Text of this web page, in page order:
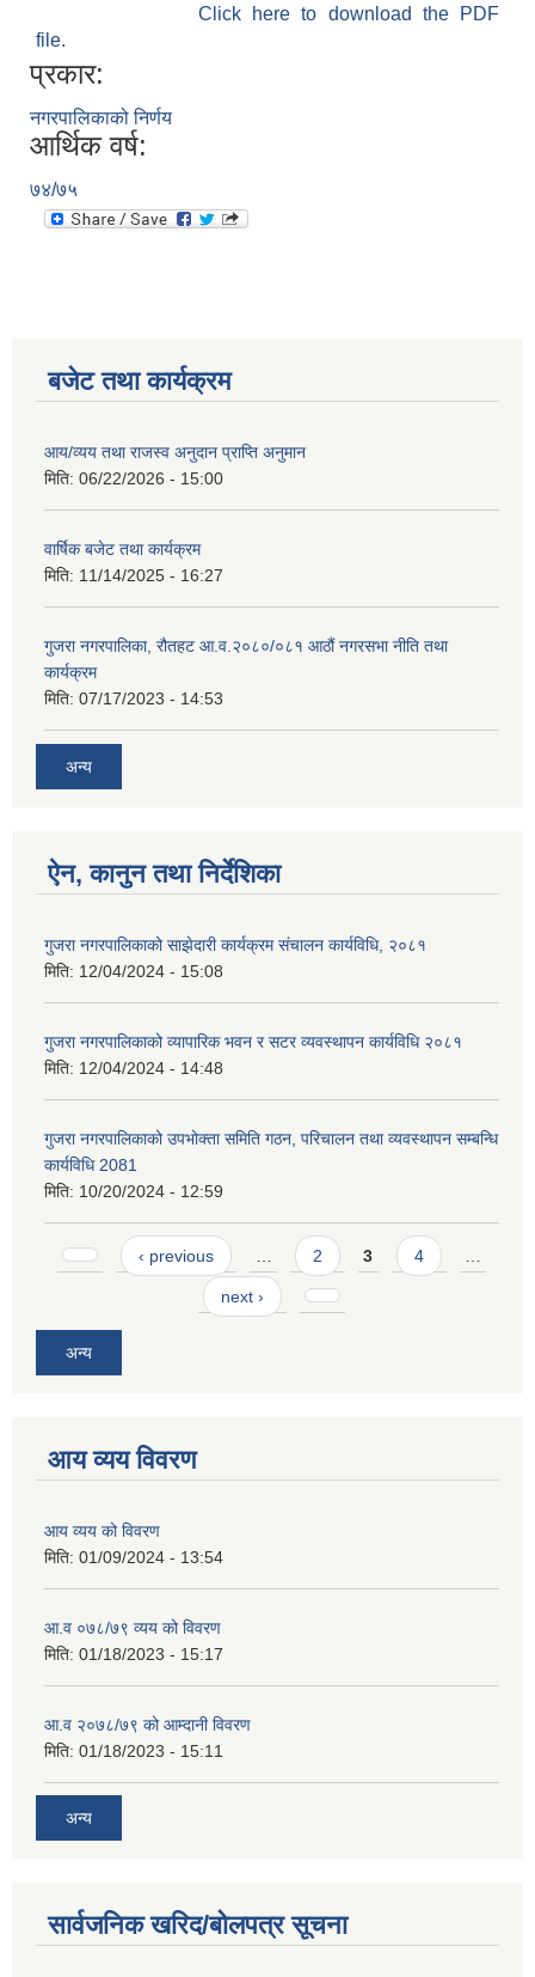
Click here to download the PDF
file.
प्रकार:
नगरपालिकाको निर्णय
आर्थिक वर्ष:
७४/७५
बजेट तथा कार्यक्रम
आय/व्यय तथा राजस्व अनुदान प्राप्ति अनुमान
मिति: 06/22/2026 - 15:00
वार्षिक बजेट तथा कार्यक्रम
मिति: 11/14/2025 - 16:27
गुजरा नगरपालिका, रौतहट आ.व.२०८०/०८१ आठौं नगरसभा नीति तथा
कार्यक्रम
मिति: 07/17/2023 - 14:53
अन्य
ऐन, कानुन तथा निर्देशिका
गुजरा नगरपालिकाको साझेदारी कार्यक्रम संचालन कार्यविधि, २०८१
मिति: 12/04/2024 - 15:08
गुजरा नगरपालिकाको व्यापारिक भवन र सटर व्यवस्थापन कार्यविधि २०८१
मिति: 12/04/2024 - 14:48
गुजरा नगरपालिकाको उपभोक्ता समिति गठन, परिचालन तथा व्यवस्थापन सम्बन्धि
कार्यविधि 2081
मिति: 10/20/2024 - 12:59
Pages ‹ previous … 2 3 4 …
next ›
अन्य
आय व्यय विवरण
आय व्यय को विवरण
मिति: 01/09/2024 - 13:54
आ.व ०७८/७९ व्यय को विवरण
मिति: 01/18/2023 - 15:17
आ.व २०७८/७९ को आम्दानी विवरण
मिति: 01/18/2023 - 15:11
अन्य
सार्वजनिक खरिद/बोलपत्र सूचना